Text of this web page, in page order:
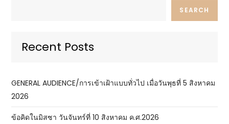
SEARCH
Recent Posts
GENERAL AUDIENCE/การเข้าเฝ้าแบบทั่วไป เมื่อวันพุธที่ 5 สิงหาคม
2026
ข้อคิดในมิสซา วันจันทร์ที่ 10 สิงหาคม ค.ศ.2026